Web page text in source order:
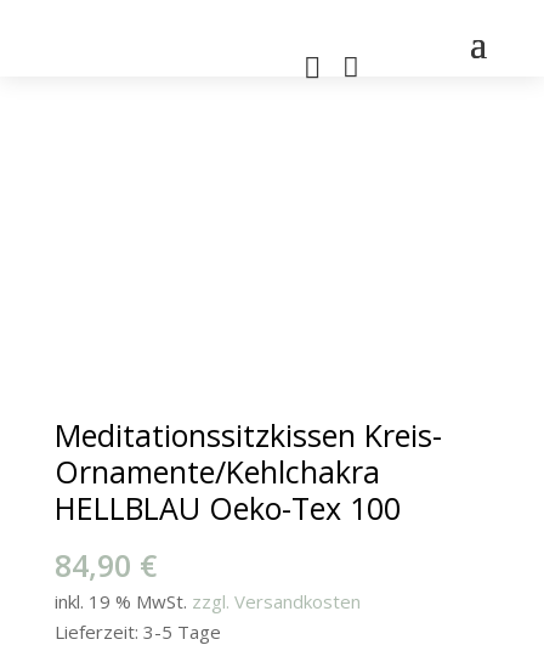
 
Meditationssitzkissen Kreis-
Ornamente/Kehlchakra
HELLBLAU Oeko-Tex 100
84,90 €
inkl. 19 % MwSt. zzgl. Versandkosten
Lieferzeit: 3-5 Tage